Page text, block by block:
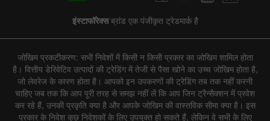
इंस्टाफॉरेक्सब्रांड एक पंजीकृत ट्रेडमार्क है
जोखिम प्रकटीकरण: सभी निवेशों में किसी न किसी प्रकार का जोखिम शामिल होता
है। वित्तीय डेरिवेटिव उत्पादों की ट्रेडिंग में तेजी से पैसा खोने का उच्च जोखिम होता है,
जो लेवरेज के कारण होता है। आपको इन उपकरणों की ट्रेडिंग तब तक नहीं करनी
चाहिए जब तक कि आप पूरी तरह से समझ नहीं लें कि आप जिन ट्रैन्सैक्शन में प्रवेश
कर रहे हैं, उनकी प्रकृति क्या है और आपके जोखिम की वास्तविक सीमा क्या है। इस
प्रकार के निवेश कुछ निवेशकों के लिए उपयुक्त हो सकते हैं, लेकिन वे सभी के लिए